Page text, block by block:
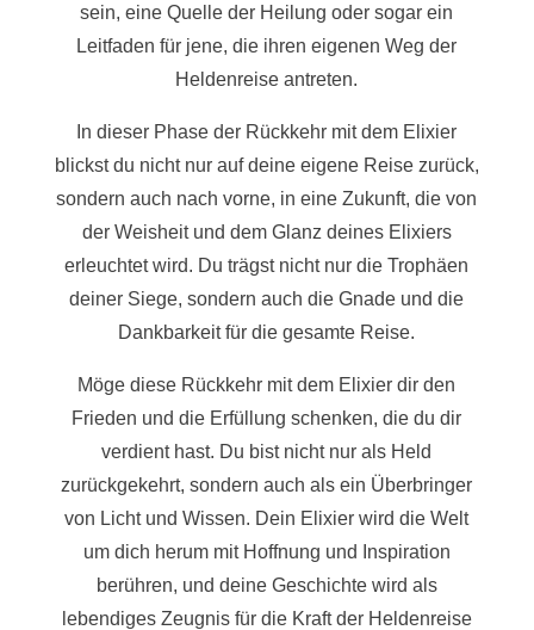
sein, eine Quelle der Heilung oder sogar ein
Leitfaden für jene, die ihren eigenen Weg der
Heldenreise antreten.
In dieser Phase der Rückkehr mit dem Elixier
blickst du nicht nur auf deine eigene Reise zurück,
sondern auch nach vorne, in eine Zukunft, die von
der Weisheit und dem Glanz deines Elixiers
erleuchtet wird. Du trägst nicht nur die Trophäen
deiner Siege, sondern auch die Gnade und die
Dankbarkeit für die gesamte Reise.
Möge diese Rückkehr mit dem Elixier dir den
Frieden und die Erfüllung schenken, die du dir
verdient hast. Du bist nicht nur als Held
zurückgekehrt, sondern auch als ein Überbringer
von Licht und Wissen. Dein Elixier wird die Welt
um dich herum mit Hoffnung und Inspiration
berühren, und deine Geschichte wird als
lebendiges Zeugnis für die Kraft der Heldenreise